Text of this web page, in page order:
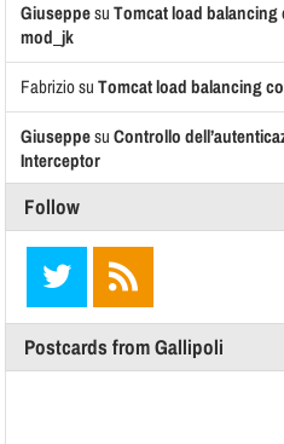
GiuseppesuTomcat load balancing
mod_jk
FabriziosuTomcat load balancing
GiuseppesuControllo
Interceptor
Follow
Postcards from Gallipoli